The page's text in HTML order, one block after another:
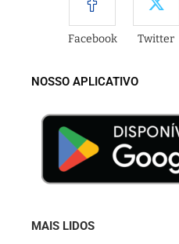
Facebook Twitter
NOSSO APLICATIVO
MAIS LIDOS